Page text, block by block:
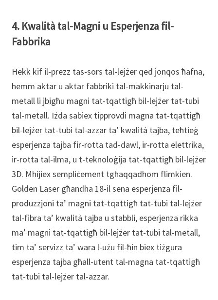
4. Kwalità tal-Magni u Esperjenza fil-
Fabbrika
Hekk kif il-prezz tas-sors tal-lejżer qed jonqos ħafna,
hemm aktar u aktar fabbriki tal-makkinarju tal-
metall li jbigħu magni tat-tqattigħ bil-lejżer tat-tubi
tal-metall. Iżda sabiex tipprovdi magna tat-tqattigħ
bil-lejżer tat-tubi tal-azzar ta’ kwalità tajba, teħtieġ
esperjenza tajba fir-rotta tad-dawl, ir-rotta elettrika,
ir-rotta tal-ilma, u t-teknoloġija tat-tqattigħ bil-lejżer
3D. Mhijiex sempliċement tgħaqqadhom flimkien.
Golden Laser għandha 18-il sena esperjenza fil-
produzzjoni ta’ magni tat-tqattigħ tat-tubi tal-lejżer
tal-fibra ta’ kwalità tajba u stabbli, esperjenza rikka
ma’ magni tat-tqattigħ bil-lejżer tat-tubi tal-metall,
tim ta’ servizz ta’ wara l-użu fil-ħin biex tiżgura
esperjenza tajba għall-utent tal-magna tat-tqattigħ
tat-tubi tal-lejżer tal-azzar.